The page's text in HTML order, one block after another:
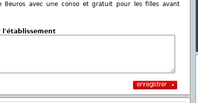
avec une conso et gratuit pour les filles avant
l'établissement